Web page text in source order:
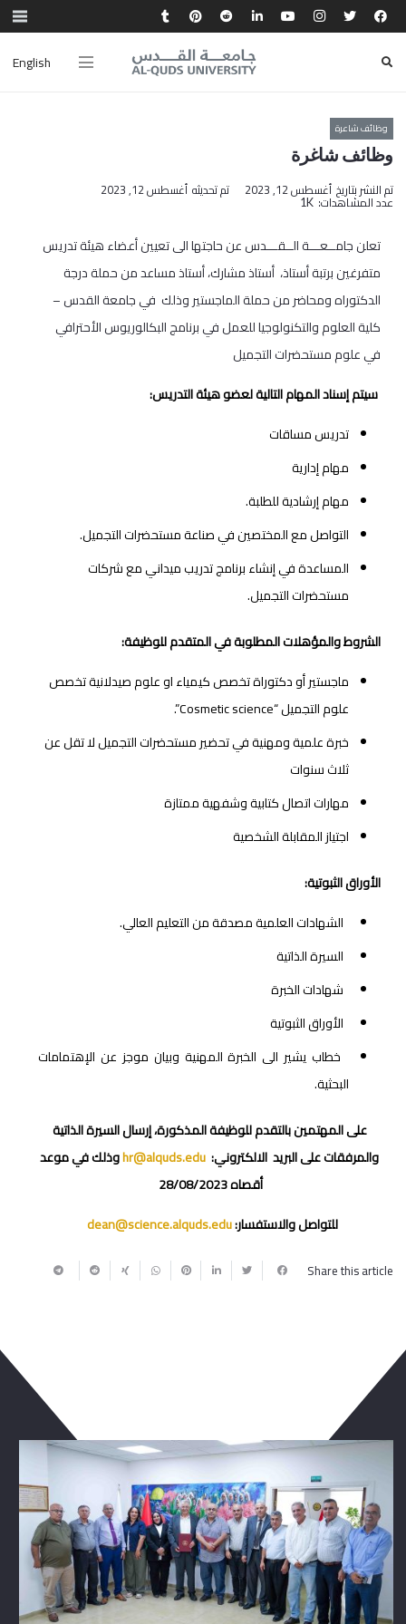
English
وظائف شاعرة
وظائف شاغرة
تم النشر بتاريخ أغسطس 12, 2023 تم تحديثه أغسطس 12, 2023
عدد المشاهدات: 1K
تعلن جامــعـــة الــقـــدس عن حاجتها الى تعيين أعضاء هيئة تدريس
متفرغين برتبة أستاذ، أستاذ مشارك، أستاذ مساعد من حملة درجة
الدكتوراه ومحاضر من حملة الماجستير وذلك في جامعة القدس –
كلية العلوم والتكنولوجيا للعمل في برنامج البكالوريوس الأحترافي
في علوم مستحضرات التجميل
سيتم إسناد المهام التالية لعضو هيئة التدريس:
تدريس مساقات
مهام إدارية
مهام إرشادية للطلبة.
التواصل مع المختصين في صناعة مستحضرات التجميل.
المساعدة في إنشاء برنامج تدريب ميداني مع شركات
مستحضرات التجميل.
الشروط والمؤهلات المطلوبة في المتقدم للوظيفة:
ماجستير أو دكتوراة تخصص كيمياء او علوم صيدلانية تخصص
علوم التجميل “Cosmetic science”.
خبرة علمية ومهنية في تحضير مستحضرات التجميل لا تقل عن
ثلاث سنوات
مهارات اتصال كتابية وشفهية ممتازة
اجتياز المقابلة الشخصية
الأوراق الثبوتية:
الشهادات العلمية مصدقة من التعليم العالي.
السيرة الذاتية
شهادات الخبرة
الأوراق الثبوتية
خطاب يشير الى الخبرة المهنية وبيان موجز عن الإهتمامات
البحثية.
على المهتمين بالتقدم للوظيفة المذكورة، إرسال السيرة الذاتية
والمرفقات على البريد الالكتروني: hr@alquds.eduوذلك في موعد
أقصاه 28/08/2023
للتواصل والاستفسار:dean@science.alquds.edu
Share this article